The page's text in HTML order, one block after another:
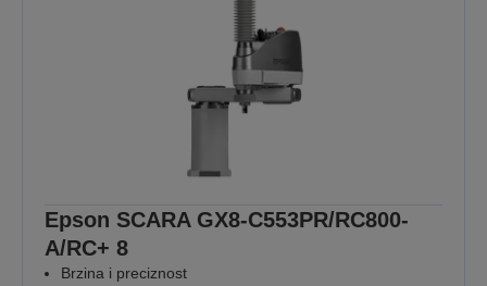
Epson SCARA GX8-C553PR/RC800-
A/RC+ 8
Brzina i preciznost